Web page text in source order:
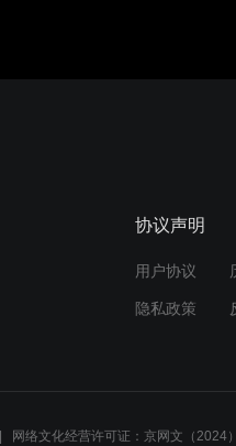
协议声明
用户协议
隐私政策
网络文化经营许可证：京网文（2024